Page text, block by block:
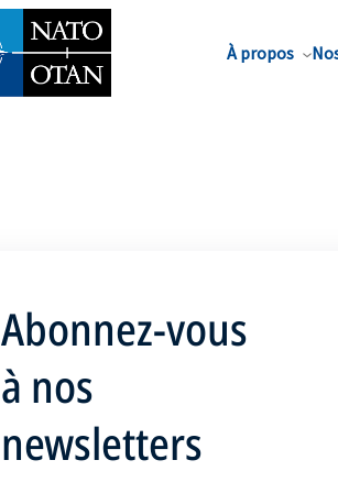
À propos
Abonnez-vous
à nos
newsletters